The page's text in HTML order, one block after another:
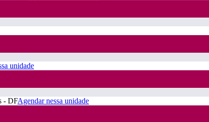
unidade
- DFAgendar nessa unidade